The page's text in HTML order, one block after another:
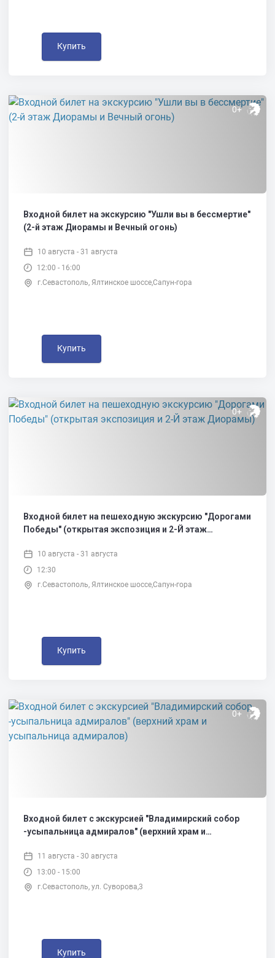
Купить
0+
Входной билет на экскурсию "Ушли вы в бессмертие"
(2-й этаж Диорамы и Вечный огонь)
10 августа - 31 августа
12:00 - 16:00
г.Севастополь, Ялтинское шоссе,Сапун-гора
Купить
0+
Входной билет на пешеходную экскурсию "Дорогами
Победы" (открытая экспозиция и 2-Й этаж
10 августа - 31 августа
12:30
г.Севастополь, Ялтинское шоссе,Сапун-гора
Купить
0+
Входной билет с экскурсией "Владимирский собор
-усыпальница адмиралов" (верхний храм и
11 августа - 30 августа
13:00 - 15:00
г.Севастополь, ул. Суворова,3
Купить